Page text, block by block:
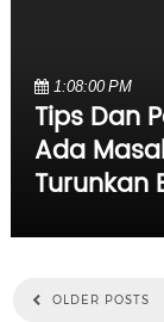
1:08:00 PM
Tips Dan
Ada
Turunkan
OLDER POSTS